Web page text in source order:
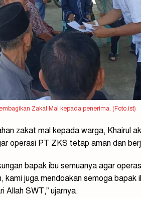
Zakat Mal kepada penerima. (Foto.ist)
zakat mal kepada warga, Khairul
operasi PT ZKS tetap aman dan
bapak ibu semuanya agar
kami juga mendoakan semoga
Allah SWT,” ujarnya.